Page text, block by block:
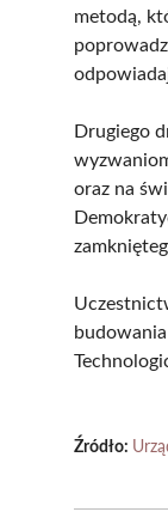
metodą,
Drugiego
oraz na
Źródło: